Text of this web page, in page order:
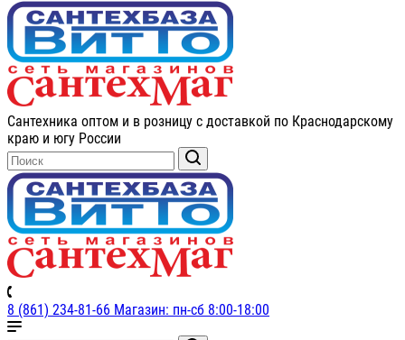
Сантехника оптом и в розницу с доставкой по Краснодарскому
краю и югу России
8 (861) 234-81-66 Магазин: пн-сб 8:00-18:00